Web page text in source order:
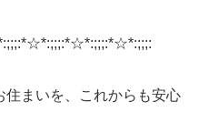
住まいを、これからも安心